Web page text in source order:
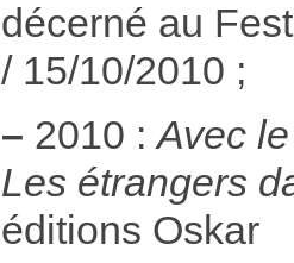
décerné au
/ 15/10/2010 ;
– 2010 :Avec
Les étrangers
éditions Oskar